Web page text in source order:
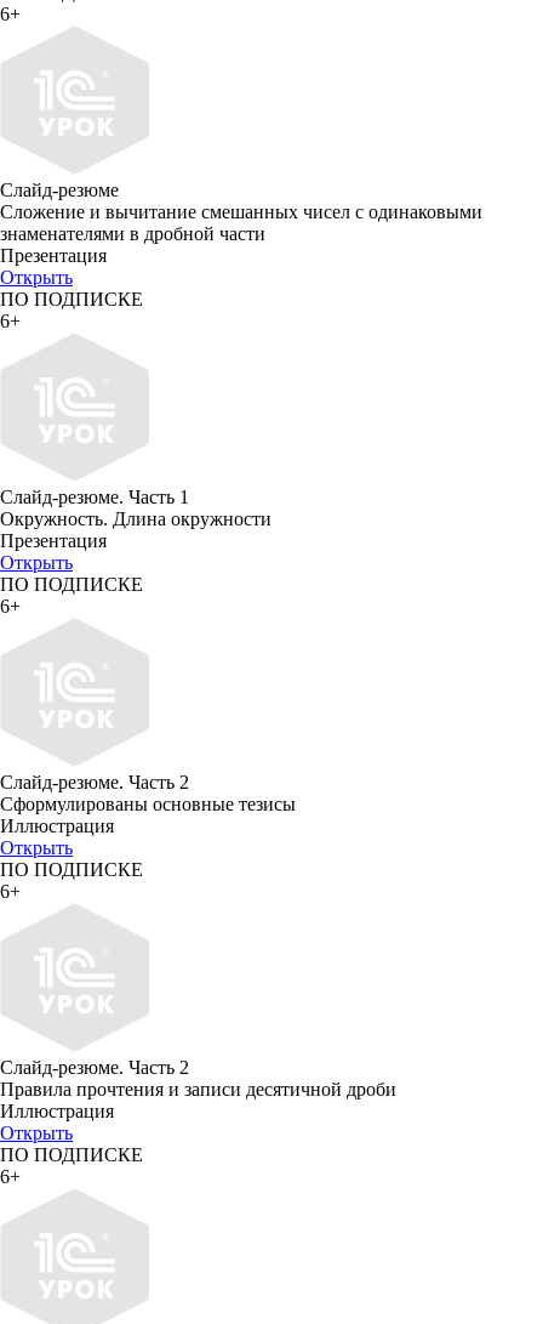
6+
Слайд-резюме
Сложение и вычитание смешанных чисел с одинаковыми
знаменателями в дробной части
Презентация
Открыть
ПО ПОДПИСКЕ
6+
Слайд-резюме. Часть 1
Окружность. Длина окружности
Презентация
Открыть
ПО ПОДПИСКЕ
6+
Слайд-резюме. Часть 2
Сформулированы основные тезисы
Иллюстрация
Открыть
ПО ПОДПИСКЕ
6+
Слайд-резюме. Часть 2
Правила прочтения и записи десятичной дроби
Иллюстрация
Открыть
ПО ПОДПИСКЕ
6+